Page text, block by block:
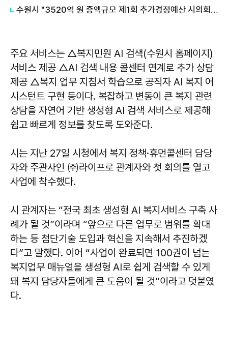
수원시 "3520억 원 증액규모 제1회 추가경정예산 시의회 통과"
주요 서비스는 △복지민원 AI 검색(수원시 홈페이지)
서비스 제공 △AI 검색 내용 콜센터 연계로 추가 상담
제공 △복지 업무 지침서 학습으로 공직자 AI 복지 어
시스턴트 구현 등이다. 복잡하고 변동이 큰 복지 관련
상담을 자연어 기반 생성형 AI 검색 서비스로 제공해
쉽고 빠르게 정보를 찾도록 도와준다.
시는 지난 27일 시청에서 복지 정책·휴먼콜센터 담당
자와 주관사인 ㈜라이프로 관계자와 첫 회의를 열고
사업에 착수했다.
시 관계자는 “전국 최초 생성형 AI 복지서비스 구축 사
례가 될 것”이라며 “앞으로 다른 업무로 범위를 확대
하는 등 첨단기술 도입과 혁신을 지속해서 추진하겠
다”고 말했다. 이어 “사업이 완료되면 100권이 넘는
복지업무 매뉴얼을 생성형 AI로 쉽게 검색할 수 있게
돼 복지 담당자들에게 큰 도움이 될 것”이라고 덧붙였
다.